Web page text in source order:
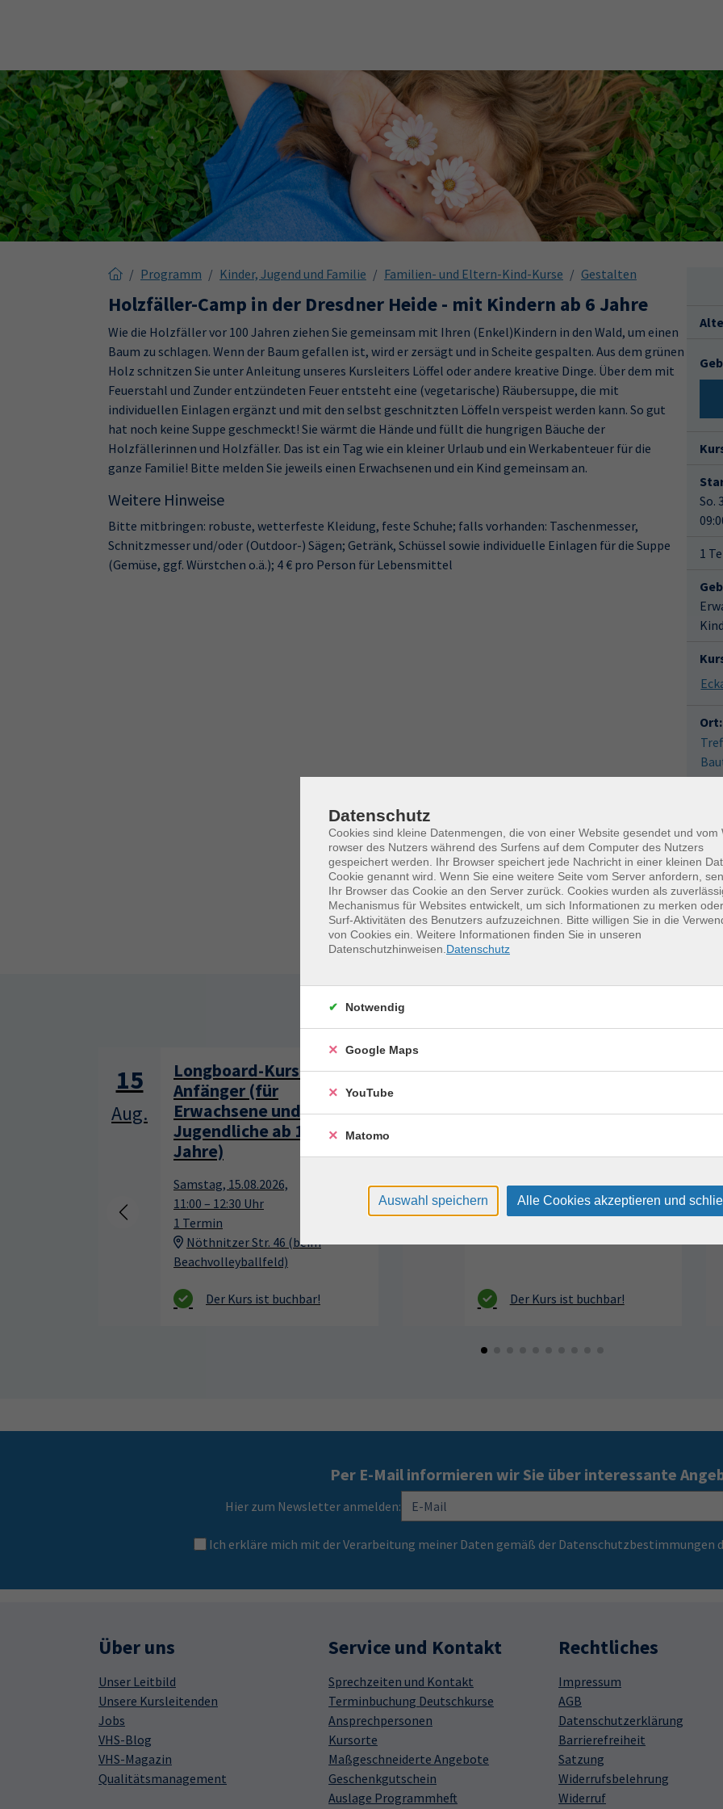
Programm Kinder, Jugend und Familie Familien- und Eltern-Kind-Kurse Gestalten
Holzfäller-Camp in der Dresdner Heide - mit Kindern ab 6 Jahre
Wie die Holzfäller vor 100 Jahren ziehen Sie gemeinsam mit Ihren (Enkel)Kindern in den Wald, um einen
Baum zu schlagen. Wenn der Baum gefallen ist, wird er zersägt und in Scheite gespalten. Aus dem grünen
Holz schnitzen Sie unter Anleitung unseres Kursleiters Löffel oder andere kreative Dinge. Über dem mit
Feuerstahl und Zunder entzündeten Feuer entsteht eine (vegetarische) Räubersuppe, die mit
individuellen Einlagen ergänzt und mit den selbst geschnitzten Löffeln verspeist werden kann. So gut
hat noch keine Suppe geschmeckt! Sie wärmt die Hände und füllt die hungrigen Bäuche der
Holzfällerinnen und Holzfäller. Das ist ein Tag wie ein kleiner Urlaub und ein Werkabenteuer für die
ganze Familie! Bitte melden Sie jeweils einen Erwachsenen und ein Kind gemeinsam an.
Weitere Hinweise
Bitte mitbringen: robuste, wetterfeste Kleidung, feste Schuhe; falls vorhanden: Taschenmesser,
Schnitzmesser und/oder (Outdoor-) Sägen; Getränk, Schüssel sowie individuelle Einlagen für die Suppe
(Gemüse, ggf. Würstchen o.ä.); 4 € pro Person für Lebensmittel
So.
1
Kind
Ort:
Sommerkurse für unvergessliche
Longboard-Kurs für
Anfänger (für
Erwachsene und
Jugendliche ab 13
Samstag, 15.08.2026,
11:00 – 12:30 Uhr
1 Termin
Nöthnitzer Str. 46 (beim
Beachvolleyballfeld)
17
Aug.
Keramik kennenlernen
VHS, Annenstr. 10
17
Aug.
1
Per E-Mail informieren wir Sie über interessante
Hier zum Newsletter anmelden:
Ich erkläre mich mit der Verarbeitung meiner Daten gemäß der Datenschutzbestimmungen
Über uns
Unser Leitbild
Unsere Kursleitenden
Jobs
VHS-Blog
VHS-Magazin
Qualitätsmanagement
Service und Kontakt
Sprechzeiten und Kontakt
Terminbuchung Deutschkurse
Ansprechpersonen
Kursorte
Maßgeschneiderte Angebote
Geschenkgutschein
Auslage Programmheft
Rechtliches
Impressum
AGB
Datenschutzerklärung
Barrierefreiheit
Satzung
Widerrufsbelehrung
Widerruf
Datenschutz
Cookies sind kleine Datenmengen, die von einer Website gesendet und vom
rowser des Nutzers während des Surfens auf dem Computer des Nutzers
gespeichert werden. Ihr Browser speichert jede Nachricht in einer kleinen
Cookie genannt wird. Wenn Sie eine weitere Seite vom Server anfordern,
Ihr Browser das Cookie an den Server zurück. Cookies wurden als
Mechanismus für Websites entwickelt, um sich Informationen zu merken
Surf-Aktivitäten des Benutzers aufzuzeichnen. Bitte willigen Sie in die
von Cookies ein. Weitere Informationen finden Sie in unseren
Datenschutzhinweisen. Datenschutz
Notwendig
Google Maps
YouTube
Matomo
Auswahl speichern Alle Cookies akzeptieren und